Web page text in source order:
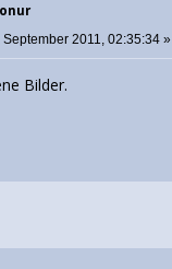
September 2011, 02:35:34 »
Bilder.